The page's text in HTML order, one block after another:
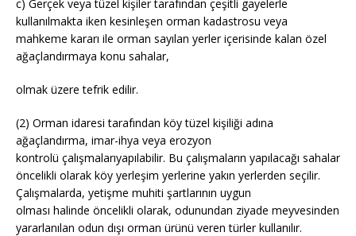
c) Gerçek veya tüzel kişiler tarafından çeşitli gayelerle
kullanılmakta iken kesinleşen orman kadastrosu veya
mahkeme kararı ile orman sayılan yerler içerisinde kalan özel
ağaçlandırmaya konu sahalar,
olmak üzere tefrik edilir.
(2) Orman idaresi tarafından köy tüzel kişiliği adına
ağaçlandırma, imar-ihya veya erozyon
kontrolü çalışmalarıyapılabilir. Bu çalışmaların yapılacağı sahalar
öncelikli olarak köy yerleşim yerlerine yakın yerlerden seçilir.
Çalışmalarda, yetişme muhiti şartlarının uygun
olması halinde öncelikli olarak, odunundan ziyade meyvesinden
yararlanılan odun dışı orman ürünü veren türler kullanılır.